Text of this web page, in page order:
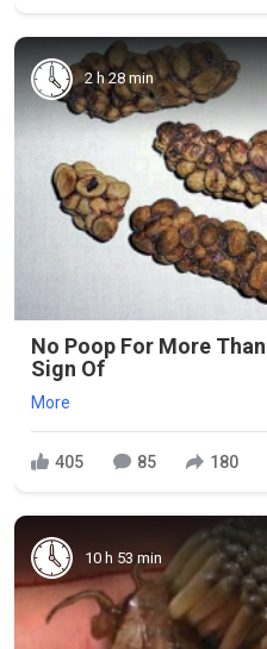
2 h 28 min
No Poop For More
Sign Of
More
405 85 180
10 h 53 min